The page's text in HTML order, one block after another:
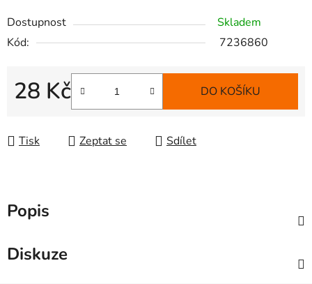
Dostupnost
Skladem
Kód:
7236860
28 Kč
Měrná cena:
DO KOŠÍKU
Tisk Zeptat se Sdílet
Popis
Diskuze